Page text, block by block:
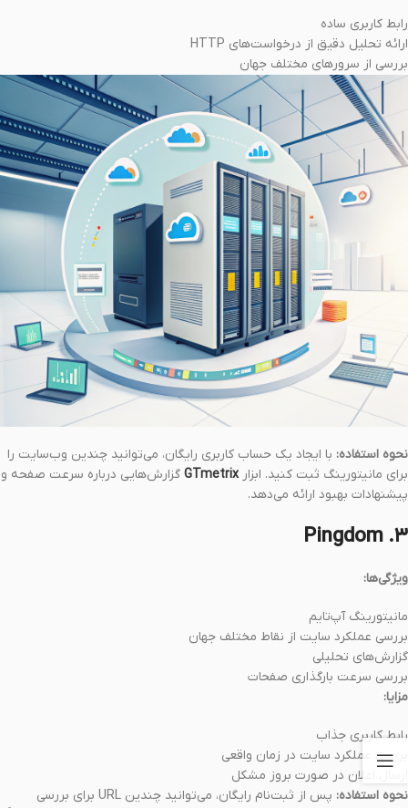
رابط کاربری ساده
ارائه تحلیل دقیق از درخواست‌های HTTP
بررسی از سرورهای مختلف جهان
نحوه استفاده: با ایجاد یک حساب کاربری رایگان، می‌توانید چندین وب‌سایت را
برای مانیتورینگ ثبت کنید. ابزارGTmetrix گزارش‌هایی درباره سرعت صفحه و
پیشنهادات بهبود ارائه می‌دهد.
۳. Pingdom
ویژگی‌ها:
مانیتورینگ آپ‌تایم
بررسی عملکرد سایت از نقاط مختلف جهان
گزارش‌های تحلیلی
بررسی سرعت بارگذاری صفحات
مزایا:
رابط کاربری جذاب
بررسی عملکرد سایت در زمان واقعی
ارسال اعلان در صورت بروز مشکل
نحوه استفاده:
پس از ثبت‌نام رایگان، می‌توانید چندین URL برای بررسی